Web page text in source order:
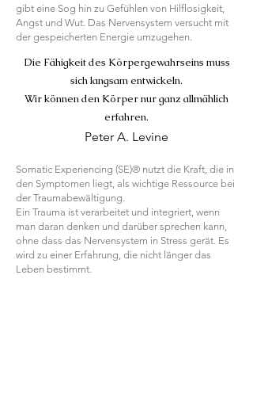
gibt eine Sog hin zu Gefühlen von Hilflosigkeit,
Angst und Wut. Das Nervensystem versucht mit
der gespeicherten Energie umzugehen.
Die Fähigkeit des Körpergewahrseins muss
sich langsam entwickeln.
Wir können den Körper nur ganz allmählich
erfahren.
Peter A. Levine
Somatic Experiencing (SE)® nutzt die Kraft, die in
den Symptomen liegt, als wichtige Ressource bei
der Traumabewältigung.
Ein Trauma ist verarbeitet und integriert, wenn
man daran denken und darüber sprechen kann,
ohne dass das Nervensystem in Stress gerät. Es
wird zu einer Erfahrung, die nicht länger das
Leben bestimmt.